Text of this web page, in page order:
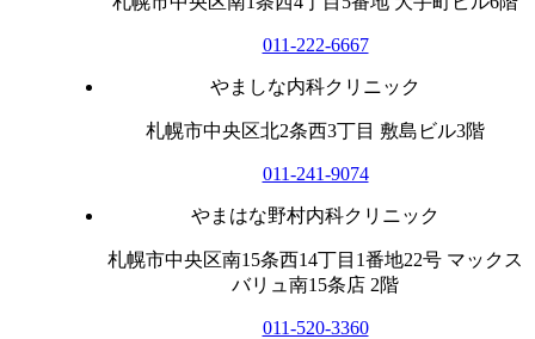
011-222-6667
やましな内科クリニック
札幌市中央区北2条西3丁目 敷島ビル3階
011-241-9074
やまはな野村内科クリニック
札幌市中央区南15条西14丁目1番地22号 マックス
バリュ南15条店 2階
011-520-3360